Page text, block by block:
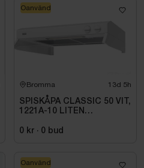
Bromma 13d 5h
SPISKÅPA CLASSIC 50 VIT,
1221A-10 LITEN
0 kr · 0 bud
Oanvänd
Oanvänd